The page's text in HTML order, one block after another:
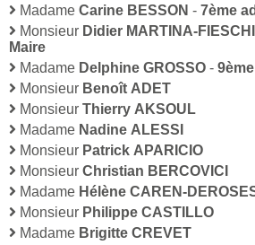
Madame Carine BESSON - 7ème
Monsieur Didier MARTINA-FIESCHI
Maire
Madame Delphine GROSSO -
Monsieur Benoît ADET
Monsieur Thierry AKSOUL
Madame Nadine ALESSI
Monsieur Patrick APARICIO
Monsieur Christian BERCOVICI
Madame Hélène CAREN-
Monsieur Philippe CASTILLO
Madame Brigitte CREVET